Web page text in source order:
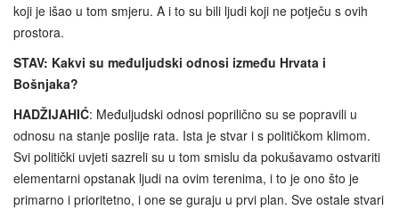
koji je išao u tom smjeru. A i to su bili ljudi koji ne potječu s ovih
prostora.
STAV: Kakvi su međuljudski odnosi između Hrvata i
Bošnjaka?
HADŽIJAHIĆ: Međuljudski odnosi poprilično su se popravili u
odnosu na stanje poslije rata. Ista je stvar i s političkom klimom.
Svi politički uvjeti sazreli su u tom smislu da pokušavamo ostvariti
elementarni opstanak ljudi na ovim terenima, i to je ono što je
primarno i prioritetno, i one se guraju u prvi plan. Sve ostale stvari